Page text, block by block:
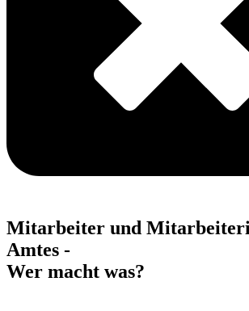
Mitarbeiter und
Amtes -
Wer macht was?